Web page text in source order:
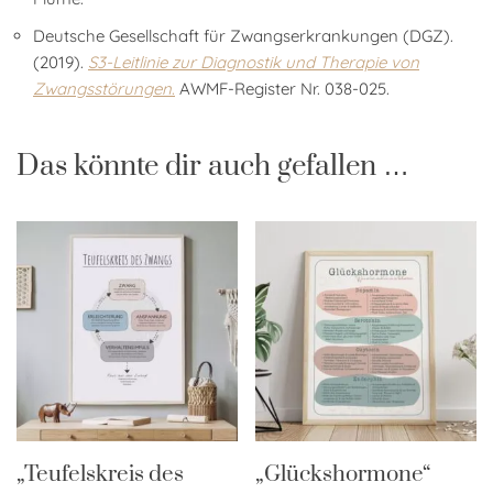
Deutsche Gesellschaft für Zwangserkrankungen (DGZ).
(2019). S3-Leitlinie zur Diagnostik und Therapie von
Zwangsstörungen. AWMF-Register Nr. 038-025.
Das könnte dir auch gefallen …
„Teufelskreis des
„Glückshormone“